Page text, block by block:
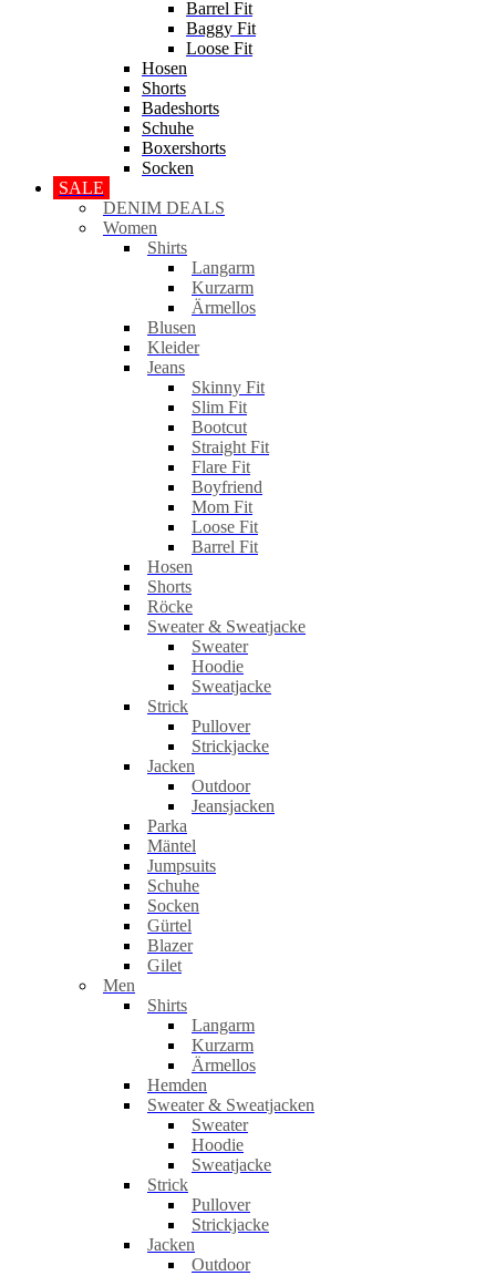
Barrel Fit
Baggy Fit
Loose Fit
Hosen
Shorts
Badeshorts
Schuhe
Boxershorts
Socken
SALE
DENIM DEALS
Women
Shirts
Langarm
Kurzarm
Ärmellos
Blusen
Kleider
Jeans
Skinny Fit
Slim Fit
Bootcut
Straight Fit
Flare Fit
Boyfriend
Mom Fit
Loose Fit
Barrel Fit
Hosen
Shorts
Röcke
Sweater & Sweatjacke
Sweater
Hoodie
Sweatjacke
Strick
Pullover
Strickjacke
Jacken
Outdoor
Jeansjacken
Parka
Mäntel
Jumpsuits
Schuhe
Socken
Gürtel
Blazer
Gilet
Men
Shirts
Langarm
Kurzarm
Ärmellos
Hemden
Sweater & Sweatjacken
Sweater
Hoodie
Sweatjacke
Strick
Pullover
Strickjacke
Jacken
Outdoor